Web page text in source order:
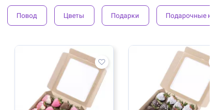
Повод Цветы Подарки Подарочные